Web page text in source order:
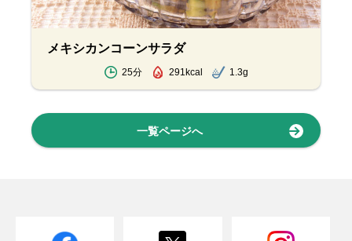
メキシカンコーンサラダ
25分 291kcal 1.3g
一覧ページへ